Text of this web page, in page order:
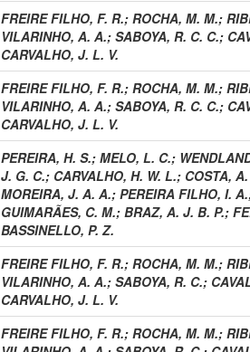
FREIRE FILHO, F. R.; ROCHA, M. M.;
VILARINHO, A. A.; SABOYA, R. C. C.;
CARVALHO, J. L. V.
FREIRE FILHO, F. R.; ROCHA, M. M.;
VILARINHO, A. A.; SABOYA, R. C. C.;
CARVALHO, J. L. V.
PEREIRA, H. S.; MELO, L. C.;
J. G. C.; CARVALHO, H. W. L.; COSTA,
MOREIRA, J. A. A.; PEREIRA FILHO, I. A.
GUIMARÃES, C. M.; BRAZ, A. J. B. P.;
BASSINELLO, P. Z.
FREIRE FILHO, F. R.; ROCHA, M. M.;
VILARINHO, A. A.; SABOYA, R. C.;
CARVALHO, J. L. V.
FREIRE FILHO, F. R.; ROCHA, M. M.;